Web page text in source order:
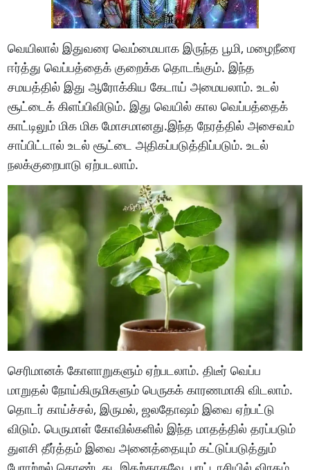
வெயிலால் இதுவரை வெம்மையாக இருந்த பூமி, மழைநீரை
ஈர்த்து வெப்பத்தைக் குறைக்க தொடங்கும். இந்த
சமயத்தில் இது ஆரோக்கிய கேடாய் அமையலாம். உடல்
சூட்டைக் கிளப்பிவிடும். இது வெயில் கால வெப்பத்தைக்
காட்டிலும் மிக மிக மோசமானது.இந்த நேரத்தில் அசைவம்
சாப்பிட்டால் உடல் சூட்டை அதிகப்படுத்திப்படும். உடல்
நலக்குறைபாடு ஏற்படலாம்.
செரிமானக் கோளாறுகளும் ஏற்படலாம். திடீர் வெப்ப
மாறுதல் நோய்கிருமிகளும் பெருகக் காரணமாகி விடலாம்.
தொடர் காய்ச்சல், இருமல், ஜலதோஷம் இவை ஏற்பட்டு
விடும். பெருமாள் கோவில்களில் இந்த மாதத்தில் தரப்படும்
துளசி தீர்த்தம் இவை அனைத்தையும் கட்டுப்படுத்தும்